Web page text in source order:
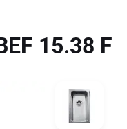
15.38 F